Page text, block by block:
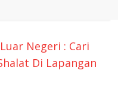
Negeri : Cari
Di Lapangan